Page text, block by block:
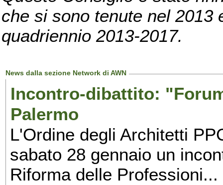
che si sono tenute nel 2013
quadriennio 2013-2017.
News dalla sezione Network di AWN
Incontro-dibattito:
Palermo
L'Ordine degli Architetti
sabato 28 gennaio un
Riforma delle Professioni...